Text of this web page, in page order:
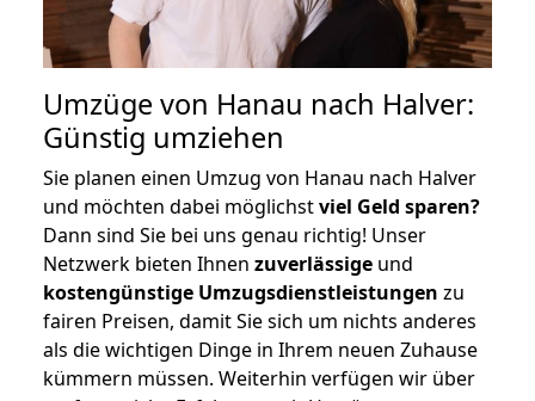
Umzüge von Hanau nach Halver:
Günstig umziehen
Sie planen einen Umzug von Hanau nach Halver
und möchten dabei möglichstviel Geld sparen?
Dann sind Sie bei uns genau richtig! Unser
Netzwerk bieten Ihnen zuverlässige und
kostengünstige Umzugsdienstleistungen zu
fairen Preisen, damit Sie sich um nichts anderes
als die wichtigen Dinge in Ihrem neuen Zuhause
kümmern müssen. Weiterhin verfügen wir über